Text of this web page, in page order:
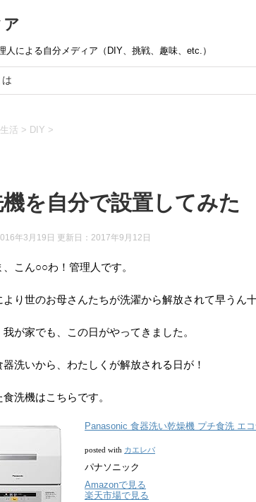
人による自分メディア（DIY、挑戦、趣味、etc.）
生活 > DIY >
を自分で設置してみた
年3月19日 更新日： 2017年9月12日
こん○○わ！管理人です。
り世のお母さんたちが洗濯から解放されて早うん十
が家でも、この日がやってきました。
器洗いから、わたしくが解放される日が！
洗機はこちらです。
Panasonic 食器洗い乾燥機 プチ食洗 エ
posted with カエレバ
パナソニック
Amazonで見る
楽天市場で見る